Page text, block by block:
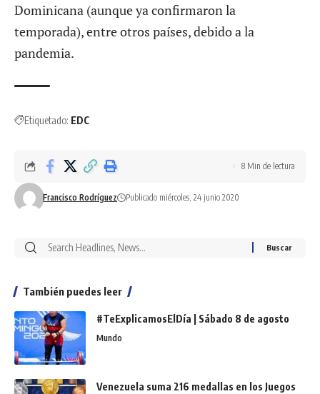
Dominicana (aunque ya confirmaron la
temporada), entre otros países, debido a la
pandemia.
Etiquetado: EDC
Francisco Rodríguez Publicado miércoles, 24 junio 2020
8 Min de lectura
También puedes leer
#TeExplicamosElDía | Sábado 8 de agosto
Mundo
Venezuela suma 216 medallas en los Juegos